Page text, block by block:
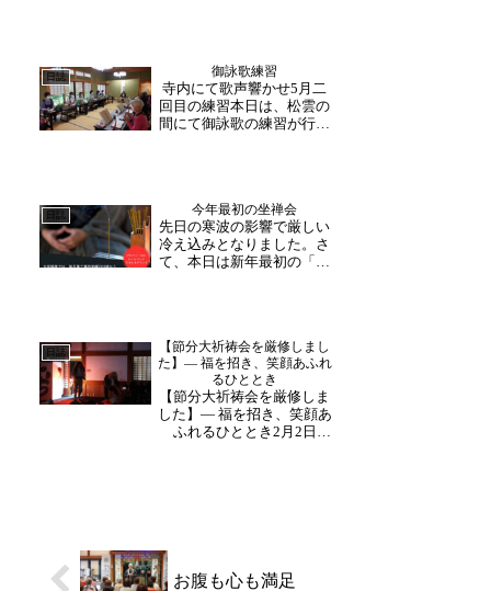
掌するときはどんな時です
か？」和尚様からの質問に
考えたりこっそり相談し
た...
日誌 御詠歌練習
寺内にて歌声響かせ5月二
回目の練習本日は、松雲の
間にて御詠歌の練習が行わ
動きを確認しながら、練習
に励まれました。 （助
野）
日誌 今年最初の坐禅会
先日の寒波の影響で厳しい
冷え込みとなりました。さ
て、本日は新年最初の「金
て、ゆっくりと坐る時間を
ぜひ。駐車場の除雪は行わ
れており、また参道も融雪
の...
日誌
【節分大祈祷会を厳修しまし
た】— 福を招き、笑顔あふれ
るひととき
【節分大祈祷会を厳修しま
した】— 福を招き、笑顔あ
ふれるひととき2月2日
参列された皆様がそれぞ
れ...
お腹も心も満足